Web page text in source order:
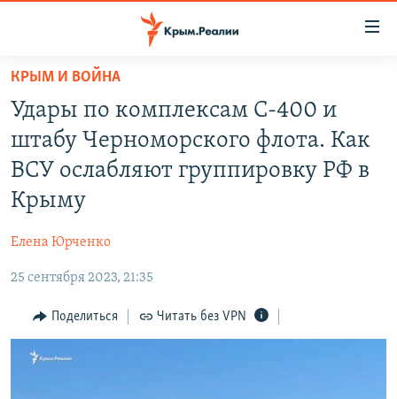
Вернуться
основному
содержанию
Вернутся
главной
Вернутся
СПЕЦПРОЕКТЫ
ГРУЗ 200
ВОДА
ИСТОРИЯ
ИНТЕРАКТИВ
ИНФОГРАФИКА
ТЕЛЕПРОЕКТ КРЫМ.РЕАЛИИ
СОВЕТЫ ПРАВОЗАЩИТНИКОВ
РАДІО СВОБОДА
КАК ОБОЙТИ БЛОКИРОВКУ
Qırımtatar
КРЫМ И ВОЙНА
Удары по комплексам С-400 и
штабу Черноморского флота. Как
ВСУ ослабляют группировку РФ в
Крыму
Елена Юрченко
25 сентября 2023, 21:35
Поделиться Читать без VPN